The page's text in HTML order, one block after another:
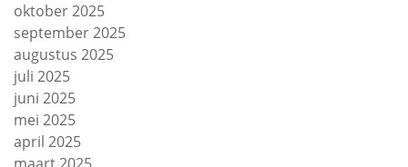
oktober 2025
september 2025
augustus 2025
juli 2025
juni 2025
mei 2025
april 2025